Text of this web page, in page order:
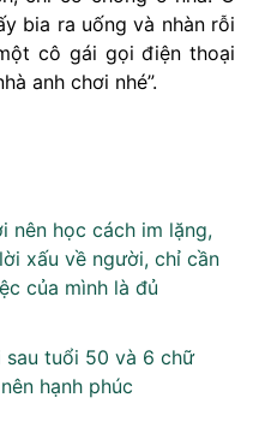
bia ra uống và nhàn rỗi
cô gái gọi điện thoại
anh chơi nhé”.
nên học cách im lặng,
xấu về người, chỉ cần
của mình là đủ
tuổi 50 và 6 chữ
hạnh phúc